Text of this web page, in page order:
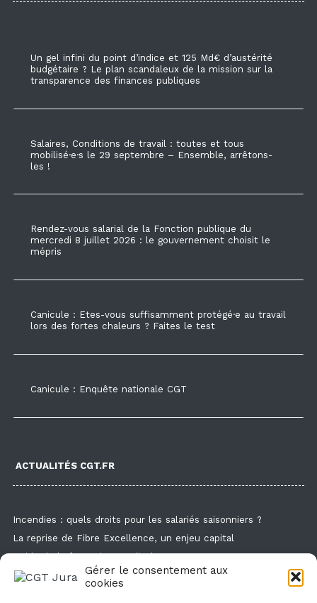
Gérer le consentement aux
cookies
Un gel infini du point d’indice et 125 Md€ d’austérité
budgétaire ? Le plan scandaleux de la mission sur la
transparence des finances publiques
Salaires, Conditions de travail : toutes et tous
mobilisé·e·s le 29 septembre – Ensemble, arrêtons-
les !
Rendez-vous salarial de la Fonction publique du
mercredi 8 juillet 2026 : le gouvernement choisit le
mépris
Canicule : Etes-vous suffisamment protégé·e au travail
lors des fortes chaleurs ? Faites le test
Canicule : Enquête nationale CGT
ACTUALITÉS CGT.FR
Incendies : quels droits pour les salariés saisonniers ?
La reprise de Fibre Excellence, un enjeu capital
Guide de la formation syndicale
Formation syndicale : les affiches